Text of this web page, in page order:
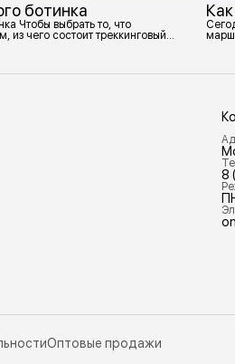
ботинка
Чтобы выбрать то, что
из чего состоит треккинговый
8
Оптовые продажи